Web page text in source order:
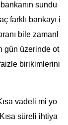
sundu
farklı bankayı i
bile zamanl
gün üzerinde ot
birikimlerini
vadeli mi yo
süreli ihtiya